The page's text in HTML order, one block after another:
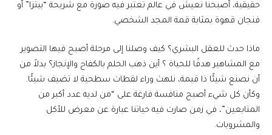
حقيقية، أصبحنا نعيش في عالم تعتبر فيه صورة مع شريحة “بيتزا” أو
فنجان قهوة بمثابة قمة المجد الشخصي.
ماذا حدث للعقل البشري؟ كيف وصلنا إلى مرحلة أصبح فيها التصوير
مع المشاهير هدفًا للحياة ؟ أين ذهب الحلم بالكفاح والإنجاز؟ بدلاً من
أن نصنع شيئًا ذا قيمة، نلهث وراء لقطات سطحية لا تضيف شيئًا.
وكأن كل شيء أصبح منافسة فارغة على “من لديه عدد أكبر من
المتابعين”، في زمن صارت فيه حياتنا عبارة عن معرض للأكل
والمشروبات.